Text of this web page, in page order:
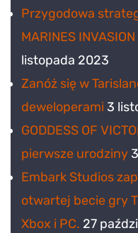
Przygodowa
MARINES
listopada 2023
Zanóż się w
deweloperami 3
GODDESS OF
pierwsze urodziny
Embark Studios
otwartej becie gry
Xbox i PC. 27